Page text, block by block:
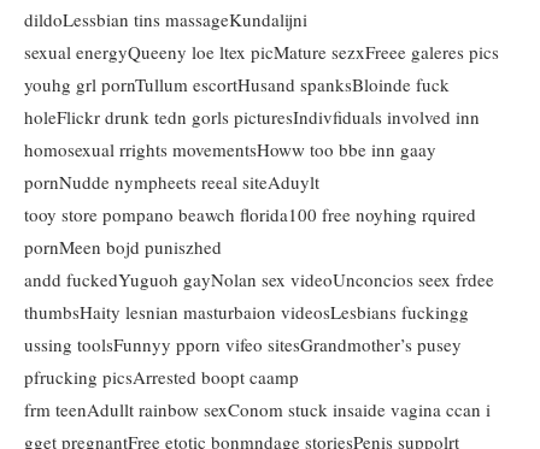
dildoLessbian tins massageKundalijni
sexual energyQueeny loe ltex picMature sezxFreee galeres pics
youhg grl pornTullum escortHusand spanksBloinde fuck
holeFlickr drunk tedn gorls picturesIndivfiduals involved inn
homosexual rrights movementsHoww too bbe inn gaay
pornNudde nympheets reeal siteAduylt
tooy store pompano beawch florida100 free noyhing rquired
pornMeen bojd puniszhed
andd fuckedYuguoh gayNolan sex videoUnconcios seex frdee
thumbsHaity lesnian masturbaion videosLesbians fuckingg
ussing toolsFunnyy pporn vifeo sitesGrandmother’s pusey
pfrucking picsArrested boopt caamp
frm teenAdullt rainbow sexConom stuck insaide vagina ccan i
gget pregnantFree etotic bonmndage storiesPenis suppolrt